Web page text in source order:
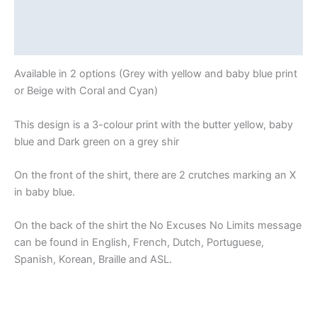
Available in 2 options (Grey with yellow and baby blue print
or Beige with Coral and Cyan)
This design is a 3-colour print with the butter yellow, baby
blue and Dark green on a grey shir
On the front of the shirt, there are 2 crutches marking an X
in baby blue.
On the back of the shirt the No Excuses No Limits message
can be found in English, French, Dutch, Portuguese,
Spanish, Korean, Braille and ASL.